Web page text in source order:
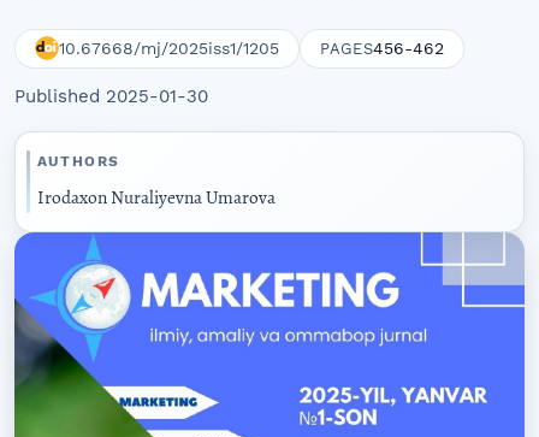
10.67668/mj/2025iss1/1205 PAGES456-462
Published 2025-01-30
AUTHORS
Irodaxon Nuraliyevna Umarova